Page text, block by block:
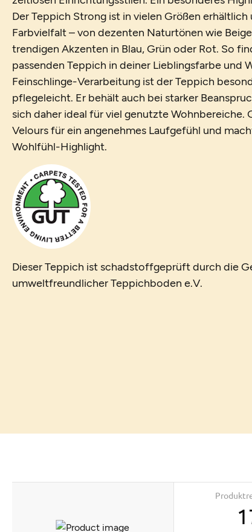
Der Teppich Strong ist in vielen Größen
Farbvielfalt – von dezenten Naturtönen wie
trendigen Akzenten in Blau, Grün oder Rot. So
passenden Teppich in deiner Lieblingsfarbe und
Feinschlinge-Verarbeitung ist der Teppich
pflegeleicht. Er behält auch bei starker
sich daher ideal für viel genutzte Wohnbereiche.
Velours für ein angenehmes Laufgefühl und
Wohlfühl-Highlight.
Dieser Teppich ist schadstoffgeprüft durch die
umweltfreundlicher Teppichboden e.V.